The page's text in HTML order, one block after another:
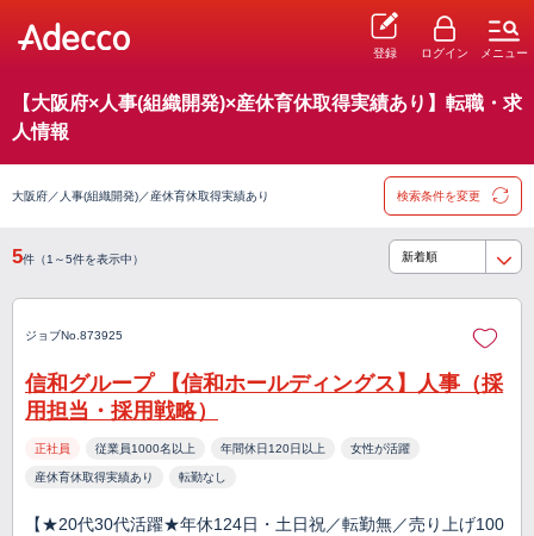
登録 ログイン メニュー
【大阪府×人事(組織開発)×産休育休取得実績あり】転職・求
人情報
大阪府／人事(組織開発)／産休育休取得実績あり 検索条件を変更
5件（1～5件を表示中）
ジョブNo.873925
信和グループ 【信和ホールディングス】人事（採
用担当・採用戦略）
正社員 従業員1000名以上 年間休日120日以上 女性が活躍
産休育休取得実績あり 転勤なし
【★20代30代活躍★年休124日・土日祝／転勤無／売り上げ100